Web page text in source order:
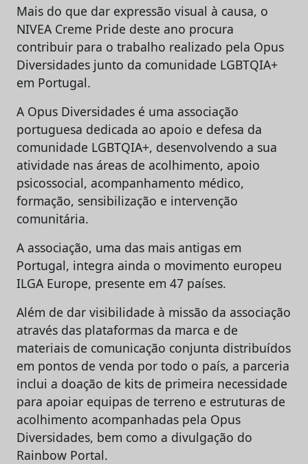
Mais do que dar expressão visual à causa, o
NIVEA Creme Pride deste ano procura
contribuir para o trabalho realizado pela Opus
Diversidades junto da comunidade LGBTQIA+
em Portugal.
A Opus Diversidades é uma associação
portuguesa dedicada ao apoio e defesa da
comunidade LGBTQIA+, desenvolvendo a sua
atividade nas áreas de acolhimento, apoio
psicossocial, acompanhamento médico,
formação, sensibilização e intervenção
comunitária.
A associação, uma das mais antigas em
Portugal, integra ainda o movimento europeu
ILGA Europe, presente em 47 países.
Além de dar visibilidade à missão da associação
através das plataformas da marca e de
materiais de comunicação conjunta distribuídos
em pontos de venda por todo o país, a parceria
inclui a doação de kits de primeira necessidade
para apoiar equipas de terreno e estruturas de
acolhimento acompanhadas pela Opus
Diversidades, bem como a divulgação do
Rainbow Portal.